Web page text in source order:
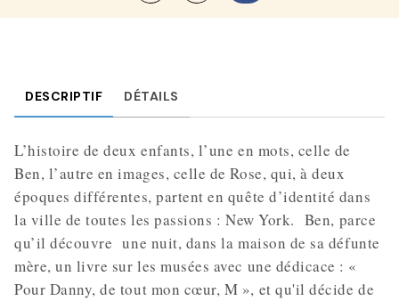
DESCRIPTIF DÉTAILS
L’histoire de deux enfants, l’une en mots, celle de
Ben, l’autre en images, celle de Rose, qui, à deux
époques différentes, partent en quête d’identité dans
la ville de toutes les passions : New York. Ben, parce
qu’il découvre une nuit, dans la maison de sa défunte
mère, un livre sur les musées avec une dédicace : «
Pour Danny, de tout mon cœur, M », et qu'il décide de